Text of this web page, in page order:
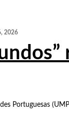
2026
Portuguesas